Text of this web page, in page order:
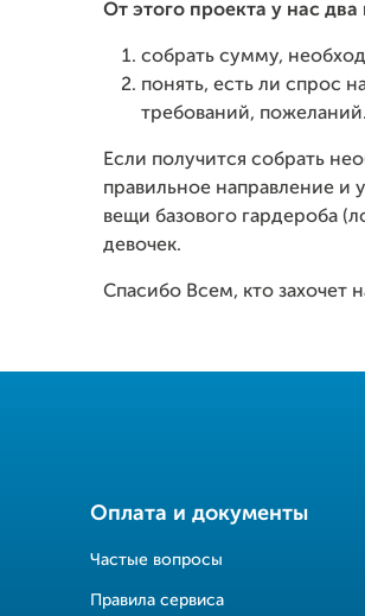
От этого проекта у нас
собрать сумму,
понять, есть ли спрос
требований, пожеланий.
Если получится собрать
правильное направление и
вещи базового гардероба
девочек.
Спасибо Всем, кто захочет
Оплата и документы
Частые вопросы
Правила сервиса